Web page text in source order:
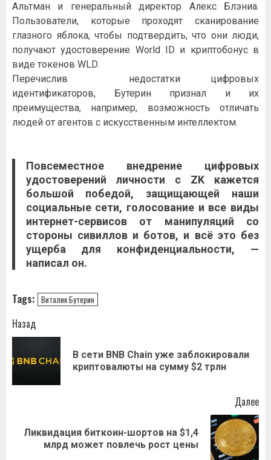
Альтман и генеральный директор Алекс Блэниа.
Пользователи, которые проходят сканирование
глазного яблока, чтобы подтвердить, что они люди,
получают удостоверение World ID и криптобонус в
виде токенов WLD.
Перечислив недостатки цифровых
идентификаторов, Бутерин признал и их
преимущества, например, возможность отличать
людей от агентов с искусственным интеллектом.
Повсеместное внедрение цифровых
удостоверений личности с ZK кажется
большой победой, защищающей наши
социальные сети, голосование и все виды
интернет-сервисов от манипуляций со
стороны сивиллов и ботов, и всё это без
ущерба для конфиденциальности, —
написал он.
Tags: Виталик Бутерин
Навигация
записи
Назад
В сети BNB Chain уже заблокировали
криптовалюты на сумму $2 трлн
Далее
Следующая
Ликвидация биткоин-шортов на $1,4
млрд может повлечь рост цены